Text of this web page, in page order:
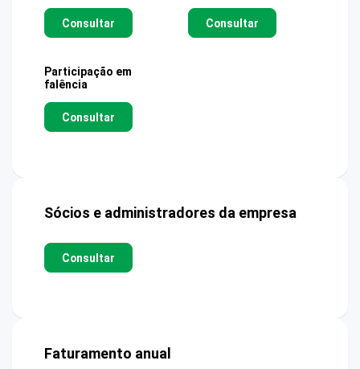
Consultar Consultar
Participação em
falência
Consultar
Sócios e administradores da empresa
Consultar
Faturamento anual